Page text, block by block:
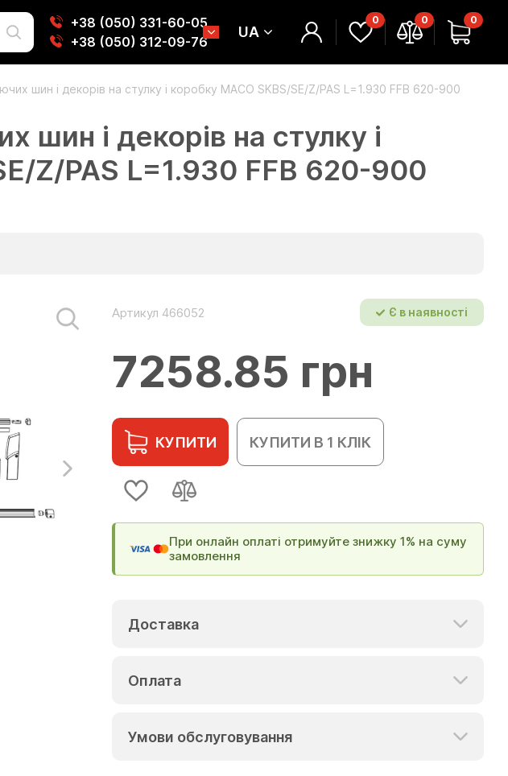
+38 (050) 331-60-05
+38 (050) 312-09-76
UA
0 0 0
шин і декорів на стулку і коробку MACO SKBS/SE/Z/PAS L=1.930 FFB 620-900
шин і декорів на стулку і
Z/PAS L=1.930 FFB 620-900
Артикул 466052 Є в наявності
7258.85 грн
КУПИТИ КУПИТИ В 1 КЛІК
При онлайн оплаті отримуйте знижку 1% на суму
замовлення
Доставка
Оплата
Умови обслуговування